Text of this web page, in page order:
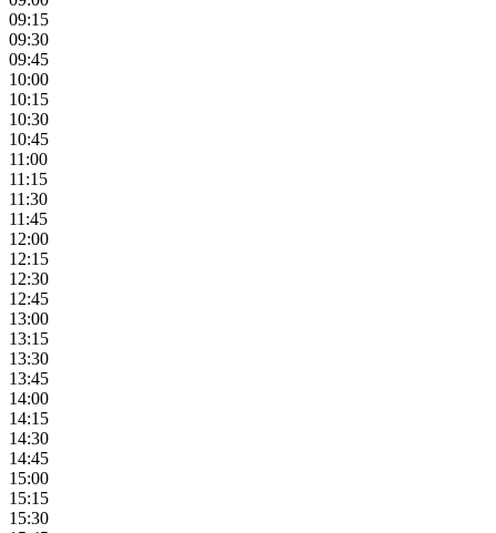
09:15
09:30
09:45
10:00
10:15
10:30
10:45
11:00
11:15
11:30
11:45
12:00
12:15
12:30
12:45
13:00
13:15
13:30
13:45
14:00
14:15
14:30
14:45
15:00
15:15
15:30